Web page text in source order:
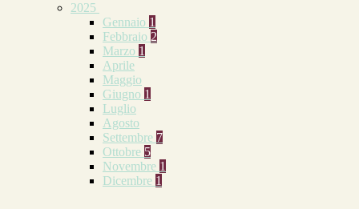
2025
Gennaio 1
Febbraio 2
Marzo 1
Aprile
Maggio
Giugno 1
Luglio
Agosto
Settembre 7
Ottobre 5
Novembre 1
Dicembre 1